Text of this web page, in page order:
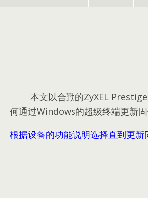
本文以合勤的ZyXEL
何通过Windows的超级终端更新固
根据设备的功能说明选择直到更新